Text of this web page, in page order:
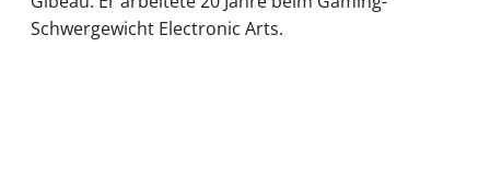
Schwergewicht Electronic Arts.